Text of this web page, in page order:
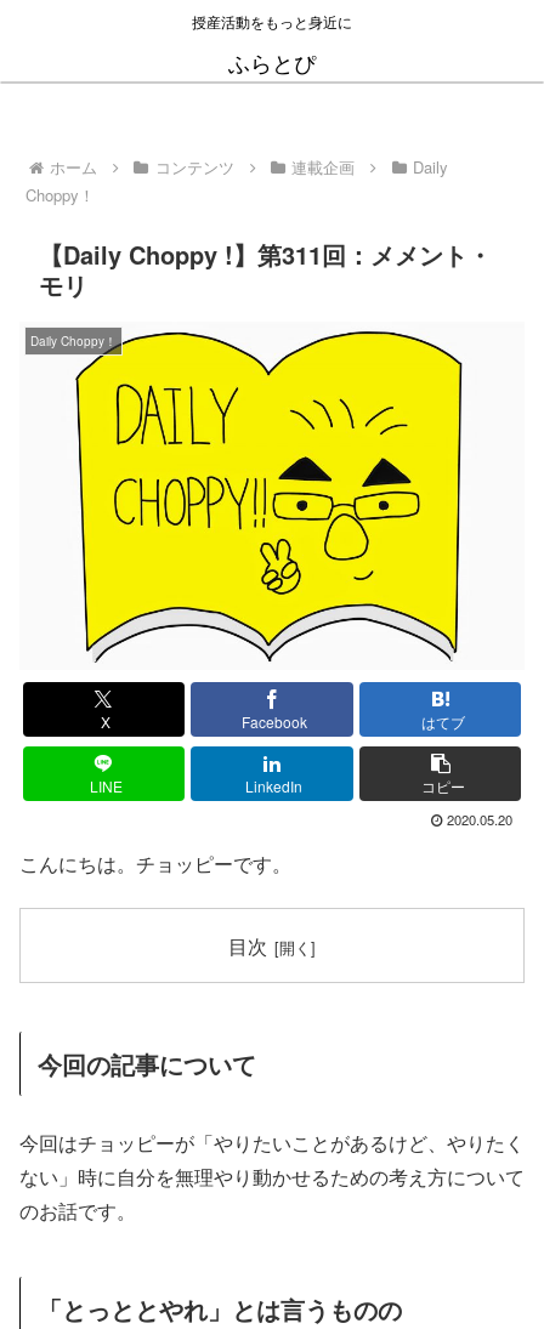
授産活動をもっと身近に
ふらとぴ
ホーム コンテンツ 連載企画
Daily
Choppy！
【Daily Choppy !】第311回：メメント・
モリ
Daily Choppy！
X Facebook はてブ
LINE LinkedIn コピー
2020.05.20
こんにちは。チョッピーです。
目次
今回の記事について
今回はチョッピーが「やりたいことがあるけど、やりたく
ない」時に自分を無理やり動かせるための考え方について
のお話です。
「とっととやれ」とは言うものの